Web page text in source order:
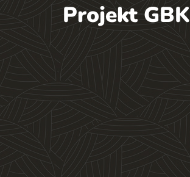
Projekt GBK